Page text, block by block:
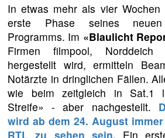
In etwas mehr als vier
erste Phase seines neuen
Programms. Im «Blaulicht
Firmen filmpool, Norddeich
hergestellt wird, ermitteln
Notärzte in dringlichen Fällen.
wie beim zeitgleich in Sat.1
Streife» - aber nachgestellt.
wird ab dem 24. August
RTL zu sehen sein. Ein